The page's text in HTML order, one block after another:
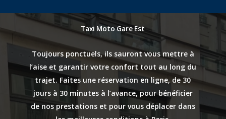
Taxi Moto Gare Est
Toujours ponctuels, ils sauront vous mettre à
l’aise et garantir votre confort tout au long du
trajet. Faites une réservation en ligne, de 30
jours à 30 minutes à l’avance, pour bénéficier
de nos prestations et pour vous déplacer dans